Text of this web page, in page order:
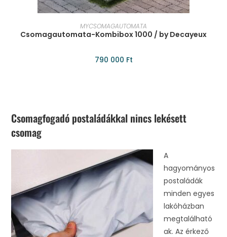
KOSÁRBA TESZEM
MYCSOMAGAUTOMATA
Csomagautomata-Kombibox 1000 / by Decayeux
790 000 Ft
Csomagfogadó postaládákkal nincs lekésett
csomag
A
hagyományos
postaládák
minden egyes
lakóházban
megtalálható
ak. Az érkező